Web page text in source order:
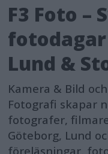
F3 Foto –
Lund &
Kamera & Bild
Fotografi skapar
fotografer,
Göteborg, Lund
föreläsningar,